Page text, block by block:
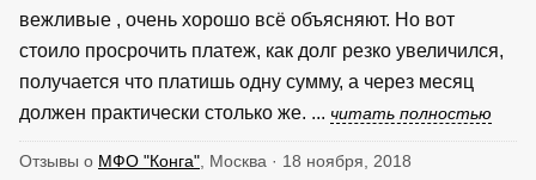
вежливые , очень хорошо всё объясняют. Но вот
стоило просрочить платеж, как долг резко увеличился,
получается что платишь одну сумму, а через месяц
должен практически столько же. ... читать полностью
Отзывы о МФО "Конга" , Москва · 18 ноября, 2018